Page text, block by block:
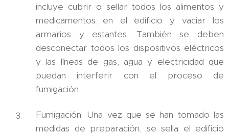
incluye cubrir o sellar todos los alimentos y
medicamentos en el edificio y vaciar los
armarios y estantes. También se deben
desconectar todos los dispositivos eléctricos
y las líneas de gas, agua y electricidad que
puedan interferir con el proceso de
fumigación.
Fumigación: Una vez que se han tomado las
medidas de preparación, se sella el edificio